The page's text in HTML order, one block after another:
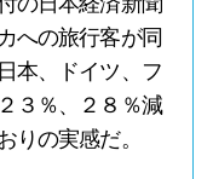
への旅行客が同
本、ドイツ、フ
３％、２８％減
りの実感だ。